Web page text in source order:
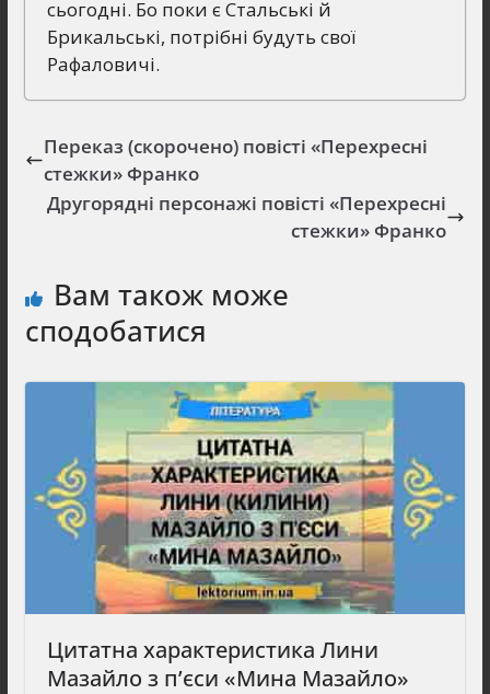
сьогодні. Бо поки є Стальські й
Брикальські, потрібні будуть свої
Рафаловичі.
Переказ (скорочено) повісті «Перехресні
стежки» Франко
Другорядні персонажі повісті «Перехресні
стежки» Франко
Вам також може
сподобатися
Цитатна характеристика Лини
Мазайло з п’єси «Мина Мазайло»